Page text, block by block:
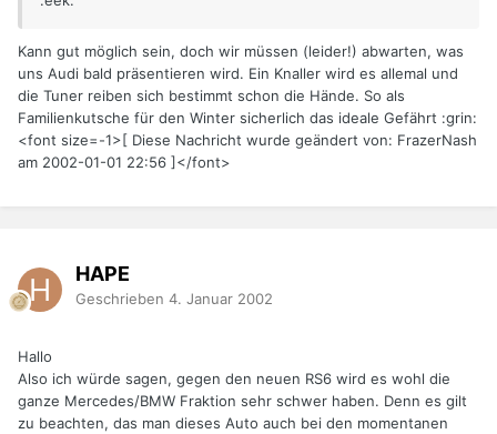
Kann gut möglich sein, doch wir müssen (leider!) abwarten, was
uns Audi bald präsentieren wird. Ein Knaller wird es allemal und
die Tuner reiben sich bestimmt schon die Hände. So als
Familienkutsche für den Winter sicherlich das ideale Gefährt :grin:
<font size=-1>[ Diese Nachricht wurde geändert von: FrazerNash
am 2002-01-01 22:56 ]</font>
HAPE
Geschrieben 4. Januar 2002
Hallo
Also ich würde sagen, gegen den neuen RS6 wird es wohl die
ganze Mercedes/BMW Fraktion sehr schwer haben. Denn es gilt
zu beachten, das man dieses Auto auch bei den momentanen